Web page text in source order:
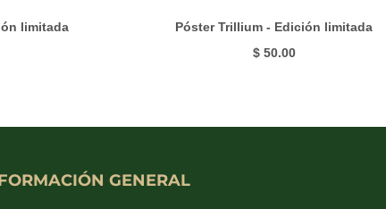
limitada
Póster Trillium - Edición limitada
$ 50.00
GENERAL